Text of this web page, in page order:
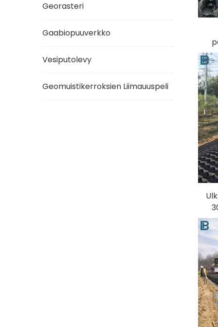
Georasteri
Gaabiopuuverkko
Vesiputolevy
Geomuistikerroksien Liimauuspeli